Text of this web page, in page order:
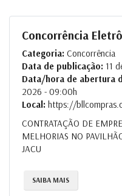
Concorrência
Categoria: Concorrência
Data de publicação: 11
Data/hora de abertura
2026 - 09:00h
Local: https://
CONTRATAÇÃO DE
MELHORIAS NO
JACU
SAIBA MAIS